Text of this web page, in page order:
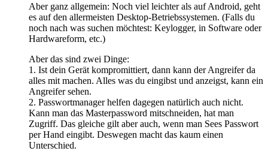
Aber ganz allgemein: Noch viel leichter als auf Android, geht
es auf den allermeisten Desktop-Betriebssystemen. (Falls du
noch nach was suchen möchtest: Keylogger, in Software oder
Hardwareform, etc.)
Aber das sind zwei Dinge:
1. Ist dein Gerät kompromittiert, dann kann der Angreifer da
alles mit machen. Alles was du eingibst und anzeigst, kann ein
Angreifer sehen.
2. Passwortmanager helfen dagegen natürlich auch nicht.
Kann man das Masterpassword mitschneiden, hat man
Zugriff. Das gleiche gilt aber auch, wenn man Sees Passwort
per Hand eingibt. Deswegen macht das kaum einen
Unterschied.